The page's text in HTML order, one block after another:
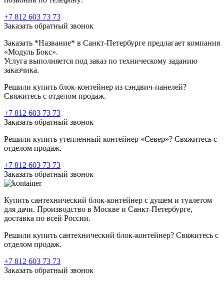
+7 812 603 73 73
Заказать обратный звонок
Заказать *Название* в Санкт-Петербурге предлагает компания
«Модуль Бокс».
Услуга выполняется под заказ по техническому заданию
заказчика.
Решили купить блок-контейнер из сэндвич-панелей?
Свяжитесь с отделом продаж.
+7 812 603 73 73
Заказать обратный звонок
Решили купить утепленный контейнер «Север»? Свяжитесь с
отделом продаж.
+7 812 603 73 73
Заказать обратный звонок
Купить сантехнический блок-контейнер с душем и туалетом
для дачи. Производство в Москве и Санкт-Петербурге,
доставка по всей России.
Решили купить сантехнический блок-контейнер? Свяжитесь с
отделом продаж.
+7 812 603 73 73
Заказать обратный звонок